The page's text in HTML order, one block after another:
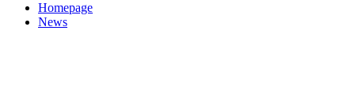
Homepage
News